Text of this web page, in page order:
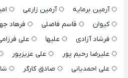
آرمین برمایه
آرمین زارعی
کیوان
قاسم فاضلی فرهاد
فرشاد آزادی
علیها علی
علیرضا رحیم پور
علی عزیزپور
علی احمدیانی
صادق کارگر